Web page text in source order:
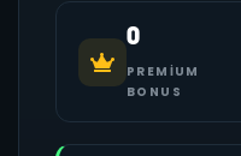
0
PREMIUM
BONUS